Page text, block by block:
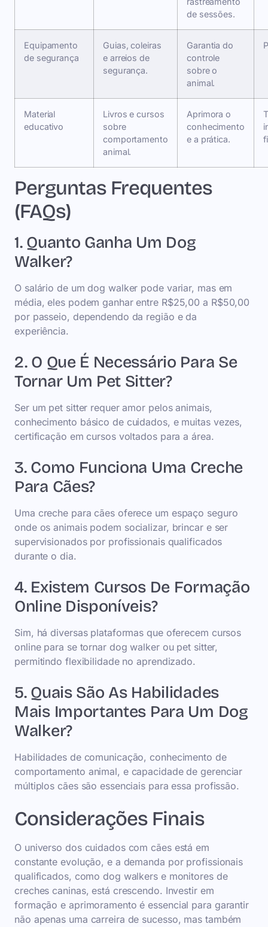
de sessões.
Equipamento
de segurança
Guias, coleiras
e arreios de
segurança.
Garantia do
controle
sobre o
animal.
Material
educativo
Livros e cursos
sobre
comportamento
animal.
Aprimora o
conhecimento
e a prática.
Perguntas Frequentes
(FAQs)
1. Quanto Ganha Um Dog
Walker?
O salário de um dog walker pode variar, mas em
média, eles podem ganhar entre R$25,00 a R$50,00
por passeio, dependendo da região e da
experiência.
2. O Que É Necessário Para Se
Tornar Um Pet Sitter?
Ser um pet sitter requer amor pelos animais,
conhecimento básico de cuidados, e muitas vezes,
certificação em cursos voltados para a área.
3. Como Funciona Uma Creche
Para Cães?
Uma creche para cães oferece um espaço seguro
onde os animais podem socializar, brincar e ser
supervisionados por profissionais qualificados
durante o dia.
4. Existem Cursos De Formação
Online Disponíveis?
Sim, há diversas plataformas que oferecem cursos
online para se tornar dog walker ou pet sitter,
permitindo flexibilidade no aprendizado.
5. Quais São As Habilidades
Mais Importantes Para Um Dog
Walker?
Habilidades de comunicação, conhecimento de
comportamento animal, e capacidade de gerenciar
múltiplos cães são essenciais para essa profissão.
Considerações Finais
O universo dos cuidados com cães está em
constante evolução, e a demanda por profissionais
qualificados, como dog walkers e monitores de
creches caninas, está crescendo. Investir em
formação e aprimoramento é essencial para garantir
não apenas uma carreira de sucesso, mas também